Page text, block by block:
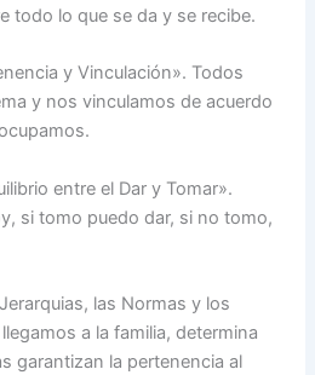
todo lo que se da y se recibe.
y Vinculación». Todos
y nos vinculamos de acuerdo
entre el Dar y Tomar».
si tomo puedo dar, si no tomo,
las Normas y los
a la familia, determina
garantizan la pertenencia al